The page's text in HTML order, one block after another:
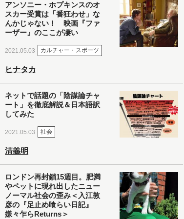
アンソニー・ホプキンスのオ
スカー受賞は「番狂わせ」な
んかじゃない！ 映画『ファ
ーザー』のここが凄い
2021.05.03 カルチャー・スポーツ
ヒナタカ
ネットで話題の「陰謀論チャ
ート」を徹底解説＆日本語訳
してみた
2021.05.03 社会
清義明
ロンドン再封鎖15週目。肥満
やペットに現れ出したニュー
ノーマル社会の歪み＜入江敦
彦の『足止め喰らい日記』
嫌々乍らReturns＞